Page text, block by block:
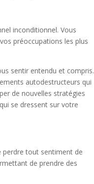
inconditionnel. Vous
préoccupations les plus
sentir entendu et compris.
autodestructeurs qui
de nouvelles stratégies
se dressent sur votre
perdre tout sentiment de
de prendre des